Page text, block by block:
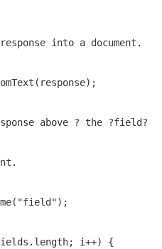
into a document.
above ? the ?field?
"field");
i++) {